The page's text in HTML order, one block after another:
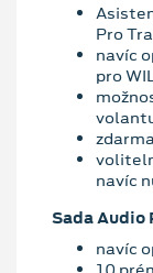
Pro
navíc
pro
navíc
Sada Audio
navíc